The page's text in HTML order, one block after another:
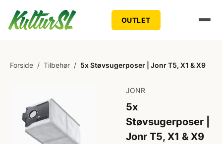
OUTLET
Forside / Tilbehør / 5x Støvsugerposer | Jonr T5, X1 & X9
JONR
5x
Støvsugerposer |
Jonr T5, X1 & X9